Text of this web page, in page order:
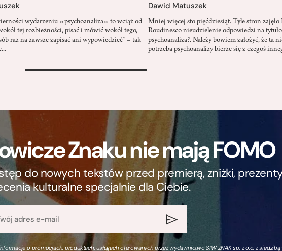
wydarzeniu »psychoanaliza« to wciąż od
tej rozbieżności, pisać i mówić wokół tego,
raz na zawsze zapisać ani wypowiedzieć” – tak
Dawid Matuszek
Mniej więcej sto pięćdziesiąt. Tyle stron zajęło
Roudinesco nieudzielenie odpowiedzi na
psychoanaliza?. Należy bowiem założyć, że ta
potrzeba psychoanalizy bierze się z czegoś
>
Znaku nie mają FOMO
do nowych tekstów przed premierą, zniżki,
kulturalne specjalnie dla Ciebie.
o promocjach, produktach, usługach oferowanych przez wydawnictwo SIW ZNAK sp. z o.o. z siedzibą